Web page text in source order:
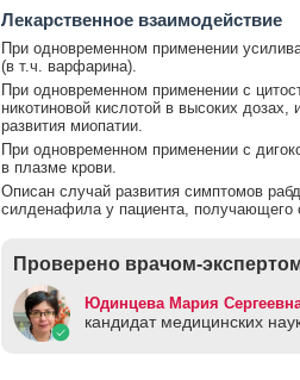
Лекарственное взаимодействие
При одновременном применении
(в т.ч. варфарина).
При одновременном применении с
никотиновой кислотой в высоких
развития миопатии.
При одновременном применении с
в плазме крови.
Описан случай развития симптомов
силденафила у пациента, получающего
Проверено врачом-
Юдинцева Мария
кандидат медицинских